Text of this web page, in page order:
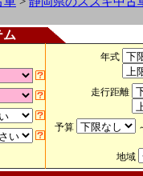
ム
年式
走行距離
予算
地域